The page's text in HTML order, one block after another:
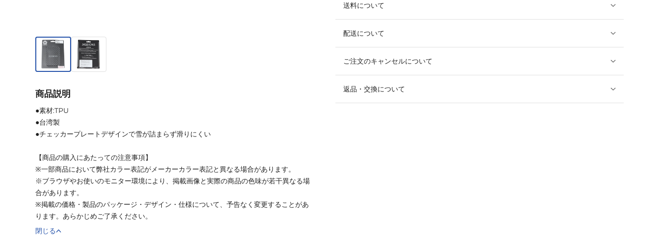
送料について
配送について
ご注文のキャンセルについて
返品・交換について
商品説明
●素材:TPU
●台湾製
●チェッカープレートデザインで雪が詰まらず滑りにくい
【商品の購入にあたっての注意事項】
※一部商品において弊社カラー表記がメーカーカラー表記と異なる場合があります。
※ブラウザやお使いのモニター環境により、掲載画像と実際の商品の色味が若干異なる場
合があります。
※掲載の価格・製品のパッケージ・デザイン・仕様について、予告なく変更することがあ
ります。あらかじめご了承ください。
閉じる